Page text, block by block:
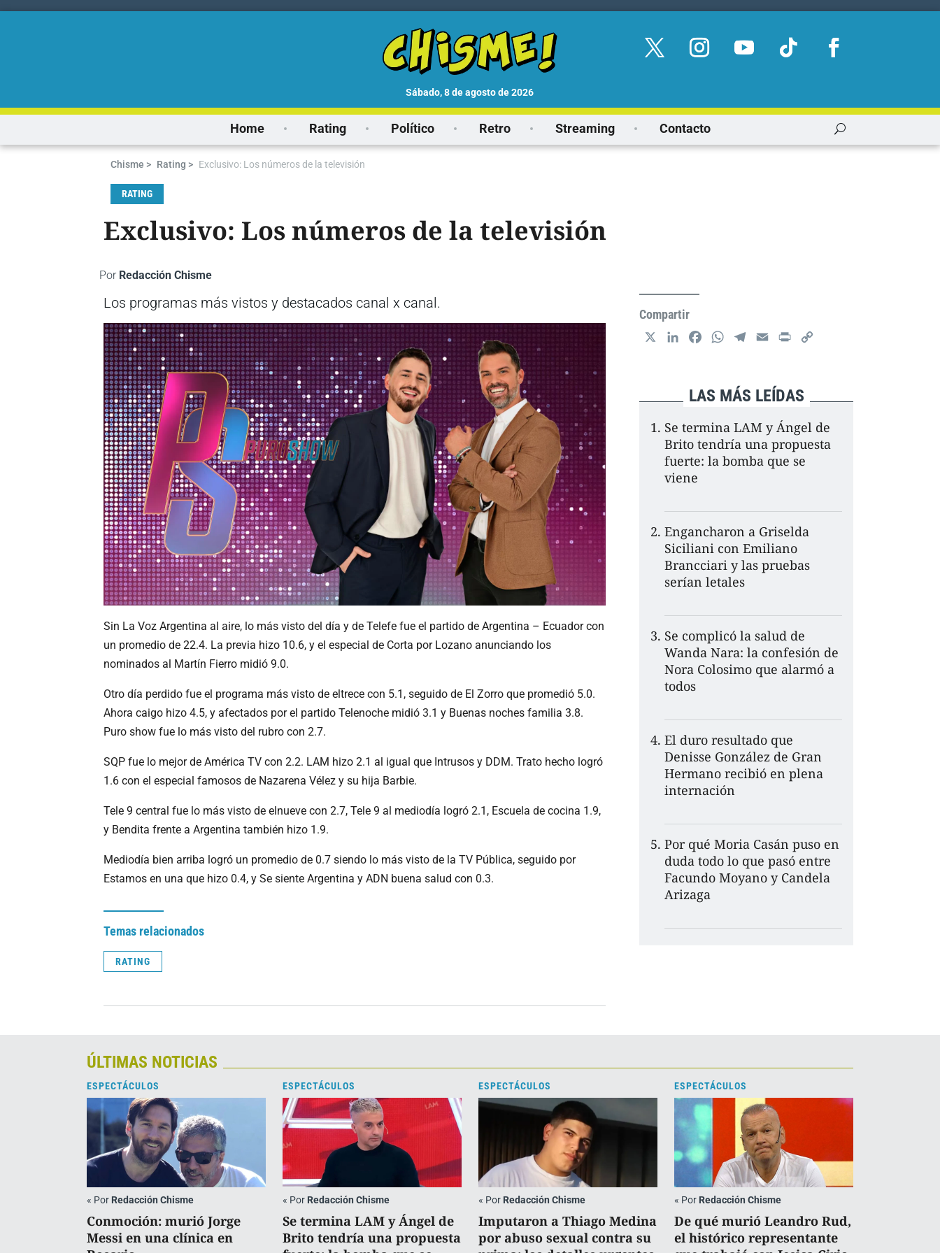
sábado, 8 de agosto de 2026
Home Rating Político Retro Streaming Contacto
Chisme > Rating > Exclusivo: Los números de la televisión
RATING
Exclusivo: Los números de la televisión
Por Redacción Chisme
Los programas más vistos y destacados canal x canal.
Sin La Voz Argentina al aire, lo más visto del día y de Telefe fue el partido de Argentina – Ecuador con
un promedio de 22.4. La previa hizo 10.6, y el especial de Corta por Lozano anunciando los
nominados al Martín Fierro midió 9.0.
Otro día perdido fue el programa más visto de eltrece con 5.1, seguido de El Zorro que promedió 5.0.
Ahora caigo hizo 4.5, y afectados por el partido Telenoche midió 3.1 y Buenas noches familia 3.8.
Puro show fue lo más visto del rubro con 2.7.
SQP fue lo mejor de América TV con 2.2. LAM hizo 2.1 al igual que Intrusos y DDM. Trato hecho logró
1.6 con el especial famosos de Nazarena Vélez y su hija Barbie.
Tele 9 central fue lo más visto de elnueve con 2.7, Tele 9 al mediodía logró 2.1, Escuela de cocina 1.9,
y Bendita frente a Argentina también hizo 1.9.
Mediodía bien arriba logró un promedio de 0.7 siendo lo más visto de la TV Pública, seguido por
Estamos en una que hizo 0.4, y Se siente Argentina y ADN buena salud con 0.3.
Temas relacionados
RATING
Compartir
e
n
e
b
k
W
t
s
e
g
r
m
i
l
n
t
L
n
k
LAS MÁS LEÍDAS
Se termina LAM y Ángel de
Brito tendría una propuesta
fuerte: la bomba que se
viene
Engancharon a Griselda
Siciliani con Emiliano
Brancciari y las pruebas
serían letales
Se complicó la salud de
Wanda Nara: la confesión de
Nora Colosimo que alarmó a
todos
El duro resultado que
Denisse González de Gran
Hermano recibió en plena
internación
Por qué Moria Casán puso en
duda todo lo que pasó entre
Facundo Moyano y Candela
Arizaga
ÚLTIMAS NOTICIAS
ESPECTÁCULOS
« Por Redacción Chisme
Conmoción: murió Jorge
Messi en una clínica en
ESPECTÁCULOS
« Por Redacción Chisme
Se termina LAM y Ángel de
Brito tendría una propuesta
ESPECTÁCULOS
« Por Redacción Chisme
Imputaron a Thiago Medina
por abuso sexual contra su
ESPECTÁCULOS
« Por Redacción Chisme
De qué murió Leandro Rud,
el histórico representante